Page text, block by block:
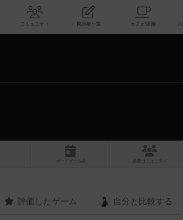
ボードゲーム会 コミュニティ 掲示板一覧
ボ ドゲ ーム コミュニティ
評価したゲーム 自分と 比較する